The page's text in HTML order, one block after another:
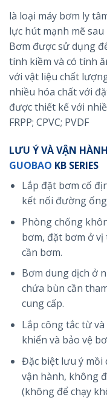
là loại máy bơm ly
lực hút mạnh mẽ
Bơm được sử dụng
tính kiềm và có tính
với vật liệu chất
nhiều hóa chất với
được thiết kế với
FRPP; CPVC; PVDF
LƯU Ý VÀ VẬN HÀNH
GUOBAO KB SERIES
Lắp đặt bơm cố
kết nối đường
Phòng chống
bơm, đặt bơm ở
cần bơm.
Bơm dung dịch ở
chứa bùn cần
cung cấp.
Lắp công tắc từ
khiển và bảo vệ
Đặc biệt lưu ý mồi
vận hành, không
(không để chạy